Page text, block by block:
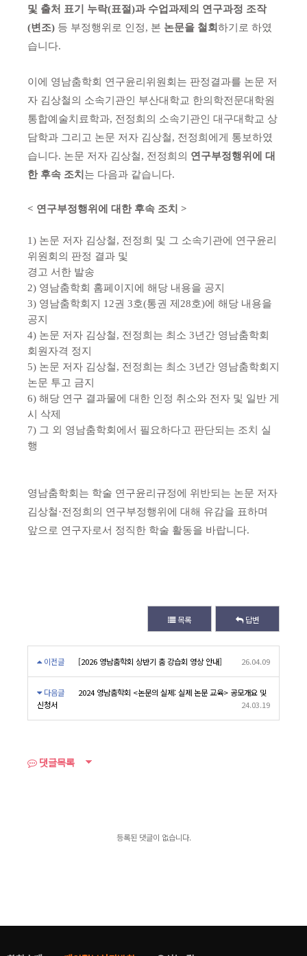
및 출처 표기 누락(표절)과 수업과제의 연구과정 조작
(변조) 등 부정행위로 인정, 본 논문을 철회하기로 하였
습니다.
이에 영남춤학회 연구윤리위원회는 판정결과를 논문 저
자 김상철의 소속기관인 부산대학교 한의학전문대학원
통합예술치료학과, 전정희의 소속기관인 대구대학교 상
담학과 그리고 논문 저자 김상철, 전정희에게 통보하였
습니다. 논문 저자 김상철, 전정희의 연구부정행위에 대
한 후속 조치 는 다음과 같습니다.
< 연구부정행위에 대한 후속 조치 >
1) 논문 저자 김상철, 전정희 및 그 소속기관에 연구윤리
위원회의 판정 결과 및
경고 서한 발송
2) 영남춤학회 홈페이지에 해당 내용을 공지
3) 영남춤학회지 12권 3호(통권 제 28호)에 해당 내용을
공지
4) 논문 저자 김상철, 전정희는 최소 3년간 영남춤학회
회원자격 정지
5) 논문 저자 김상철, 전정희는 최소 3년간 영남춤학회지
논문 투고 금지
6) 해당 연구 결과물에 대한 인정 취소와 전자 및 일반 게
시 삭제
7) 그 외 영남춤학회에서 필요하다고 판단되는 조치 실
행
영남춤학회는 학술 연구윤리규정에 위반되는 논문 저자
김상철·전정희의 연구부정행위에 대해 유감을 표하며
앞으로 연구자로서 정직한 학술 활동을 바랍니다.
목록 답변
이전글 [2026 영남춤학회 상반기 춤 강습회 영상 안내] 26.04.09
다음글
2024 영남춤학회 <논문의 실제: 실제 논문 교육> 공모개요 및
신청서
24.03.19
댓글목록
등록된 댓글이 없습니다.